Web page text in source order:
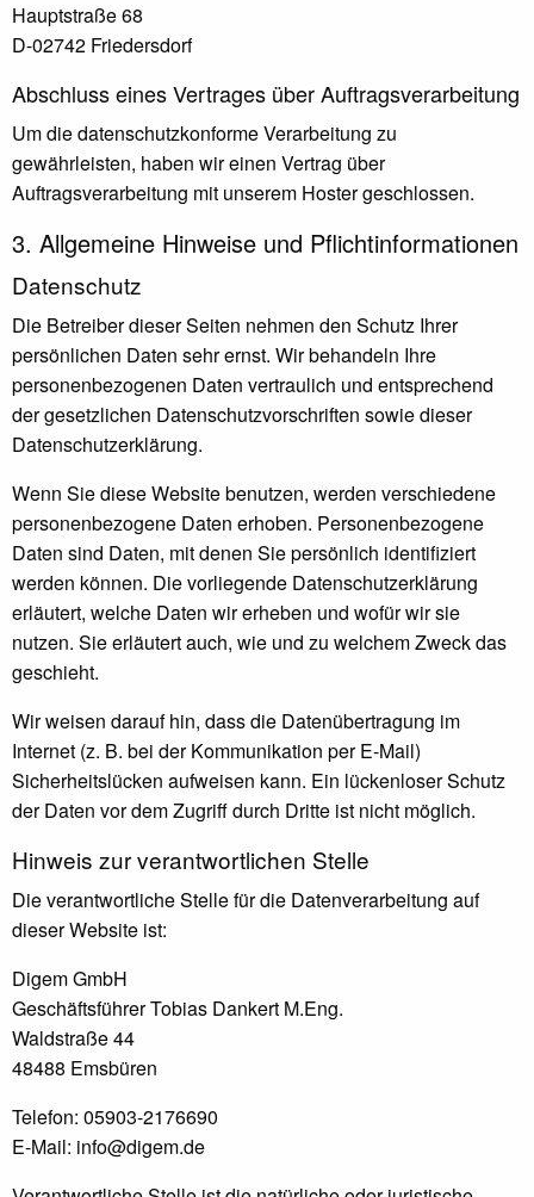
Hauptstraße 68
D-02742 Friedersdorf
Abschluss eines Vertrages über Auftragsverarbeitung
Um die datenschutzkonforme Verarbeitung zu
gewährleisten, haben wir einen Vertrag über
Auftragsverarbeitung mit unserem Hoster geschlossen.
3. Allgemeine Hinweise und Pflicht­informationen
Datenschutz
Die Betreiber dieser Seiten nehmen den Schutz Ihrer
persönlichen Daten sehr ernst. Wir behandeln Ihre
personenbezogenen Daten vertraulich und entsprechend
der gesetzlichen Datenschutzvorschriften sowie dieser
Datenschutzerklärung.
Wenn Sie diese Website benutzen, werden verschiedene
personenbezogene Daten erhoben. Personenbezogene
Daten sind Daten, mit denen Sie persönlich identifiziert
werden können. Die vorliegende Datenschutzerklärung
erläutert, welche Daten wir erheben und wofür wir sie
nutzen. Sie erläutert auch, wie und zu welchem Zweck das
geschieht.
Wir weisen darauf hin, dass die Datenübertragung im
Internet (z. B. bei der Kommunikation per E-Mail)
Sicherheitslücken aufweisen kann. Ein lückenloser Schutz
der Daten vor dem Zugriff durch Dritte ist nicht möglich.
Hinweis zur verantwortlichen Stelle
Die verantwortliche Stelle für die Datenverarbeitung auf
dieser Website ist:
Digem GmbH
Geschäftsführer Tobias Dankert M.Eng.
Waldstraße 44
48488 Emsbüren
Telefon: 05903-2176690
E-Mail: info@digem.de